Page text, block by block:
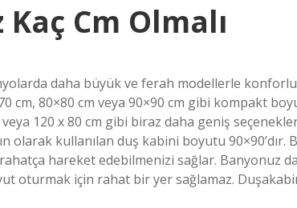
Cm Olmalı
daha büyük ve ferah modellerle konforlu
cm, 80×80 cm veya 90×90 cm gibi kompakt
120 x 80 cm gibi biraz daha geniş
olarak kullanılan duş kabini boyutu
rahatça hareket edebilmenizi sağlar. Banyonuz
oturmak için rahat bir yer sağlamaz. Duşakabin